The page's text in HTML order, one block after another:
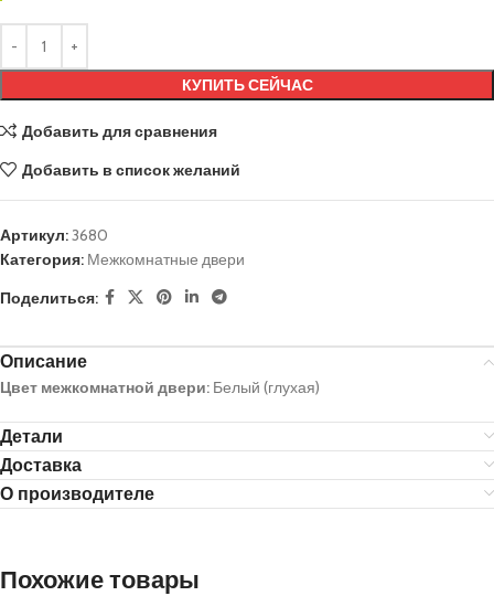
КУПИТЬ СЕЙЧАС
Добавить для сравнения
Добавить в список желаний
Артикул:3680
Категория: Межкомнатные двери
Поделиться:
Описание
Цвет межкомнатной двери: Белый (глухая)
Детали
Доставка
О производителе
Похожие товары